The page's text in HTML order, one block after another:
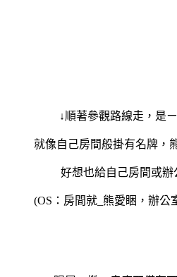
↓順著參觀路線走，是
就像自己房間般掛有名牌，
好想也給自己房間或辦
(OS ：房間就_ 熊愛睏，辦公